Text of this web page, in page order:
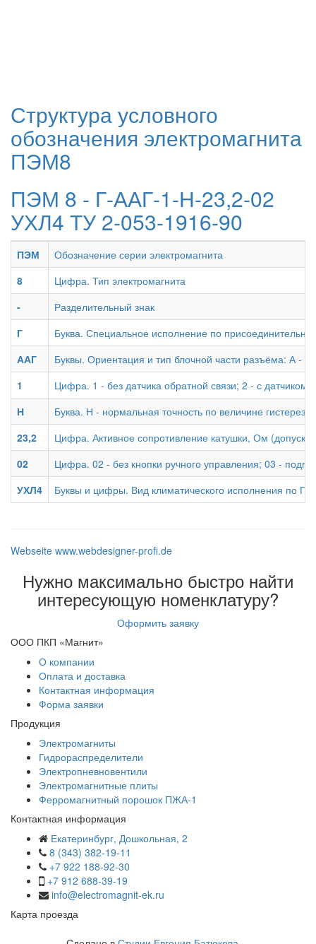
Структура условного
обозначения электромагнита
ПЭМ8
ПЭМ 8 - Г-ААГ-1-Н-23,2-02
УХЛ4 ТУ 2-053-1916-90
ПЭМ
Обозначение серии электромагнита
8
Цифра. Тип электромагнита
-
Разделительный знак
Г
Буква. Специальное исполнение по
ААГ
Буквы. Ориентация и тип блочной части разъёма: А -
1
Цифра. 1 - без датчика обратной связи; 2 - с датчиком
Н
Буква. Н - нормальная точность по величине
23,2
Цифра. Активное сопротивление катушки, Ом
02
Цифра. 02 - без кнопки ручного управления; 03 -
УХЛ4
Буквы и цифры. Вид климатического исполнения по
Webseite www.webdesigner-profi.de
Нужно максимально быстро найти
интересующую номенклатуру?
Оформить заявку
ООО ПКП «Магнит»
О компании
Оплата и доставка
Контактная информация
Форма заявки
Продукция
Электромагниты
Гидрораспределители
Электропневновентили
Электромагнитные плиты
Ферромагнитный порошок ПЖА-1
Контактная информация
Екатеринбург, Дошкольная, 2
8 (343) 382-19-11
+7 922 188-92-30
+7 912 688-39-19
info@electromagnit-ek.ru
Карта проезда